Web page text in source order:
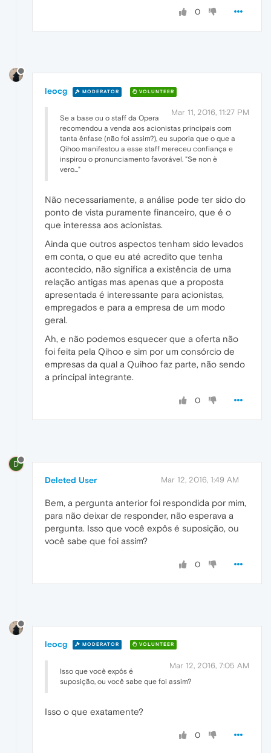
0
leocg MODERATOR VOLUNTEER
Mar 11, 2016, 11:27 PM
Se a base ou o staff da Opera
recomendou a venda aos acionistas principais com
tanta ênfase (não foi assim?), eu suporia que o que a
Qihoo manifestou a esse staff mereceu confiança e
inspirou o pronunciamento favorável. "Se non è
vero..."
Não necessariamente, a análise pode ter sido do
ponto de vista puramente financeiro, que é o
que interessa aos acionistas.
Ainda que outros aspectos tenham sido levados
em conta, o que eu até acredito que tenha
acontecido, não significa a existência de uma
relação antigas mas apenas que a proposta
apresentada é interessante para acionistas,
empregados e para a empresa de um modo
geral.
Ah, e não podemos esquecer que a oferta não
foi feita pela Qihoo e sim por um consórcio de
empresas da qual a Quihoo faz parte, não sendo
a principal integrante.
0
D
Deleted User Mar 12, 2016, 1:49 AM
Bem, a pergunta anterior foi respondida por mim,
para não deixar de responder, não esperava a
pergunta. Isso que você expôs é suposição, ou
você sabe que foi assim?
0
leocg MODERATOR VOLUNTEER
Mar 12, 2016, 7:05 AM
Isso que você expôs é
suposição, ou você sabe que foi assim?
Isso o que exatamente?
0